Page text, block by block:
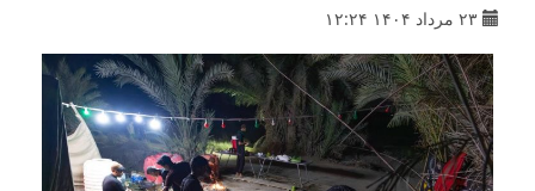
۲۳ مرداد ۱۴۰۴ ۱۲:۲۴